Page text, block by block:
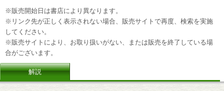
※販売開始日は書店により異なります。
※リンク先が正しく表示されない場合、販売サイトで再度、検索を実施
してください。
※販売サイトにより、お取り扱いがない、または販売を終了している場
合がございます。
解説